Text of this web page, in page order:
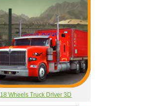
18 Wheels Truck Driver 3D